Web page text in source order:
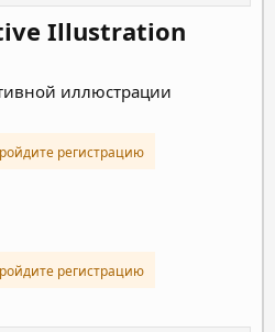
Illustration
иллюстрации
регистрацию
регистрацию